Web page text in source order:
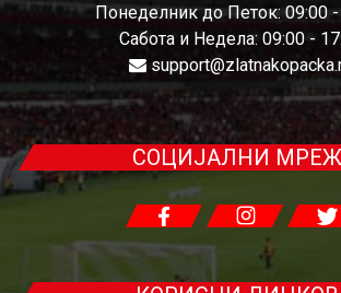
Понеделник до Петок: 09:00 -
Сабота и Недела: 09:00 -
СОЦИЈАЛНИ